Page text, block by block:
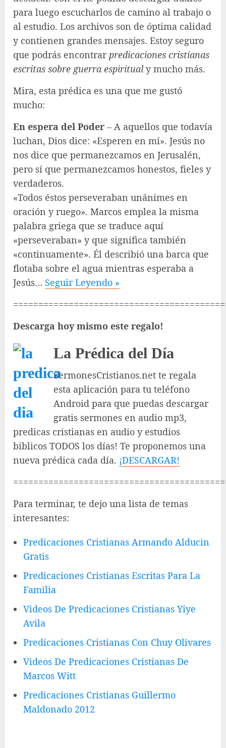
para luego escucharlos de camino al trabajo o
al estudio. Los archivos son de óptima calidad
y contienen grandes mensajes. Estoy seguro
que podrás encontrar predicaciones cristianas
escritas sobre guerra espiritualy mucho más.
Mira, esta prédica es una que me gustó
mucho:
En espera del Poder – A aquellos que todavía
luchan, Dios dice: «Esperen en mí». Jesús no
nos dice que permanezcamos en Jerusalén,
pero sí que permanezcamos honestos, fieles y
verdaderos.
«Todos éstos perseveraban unánimes en
oración y ruego». Marcos emplea la misma
palabra griega que se traduce aquí
«perseveraban» y que significa también
«continuamente». Él describió una barca que
flotaba sobre el agua mientras esperaba a
Jesús… Seguir Leyendo »
Descarga hoy mismo este regalo!
La Prédica del Día
SermonesCristianos.net te regala
esta aplicación para tu teléfono
Android para que puedas descargar
gratis sermones en audio mp3,
predicas cristianas en audio y estudios
biblicos TODOS los días! Te proponemos una
nueva prédica cada día. ¡DESCARGAR!
Para terminar, te dejo una lista de temas
interesantes:
Predicaciones Cristianas Armando Alducin
Gratis
Predicaciones Cristianas Escritas Para La
Familia
Videos De Predicaciones Cristianas Yiye
Avila
Predicaciones Cristianas Con Chuy Olivares
Videos De Predicaciones Cristianas De
Marcos Witt
Predicaciones Cristianas Guillermo
Maldonado 2012